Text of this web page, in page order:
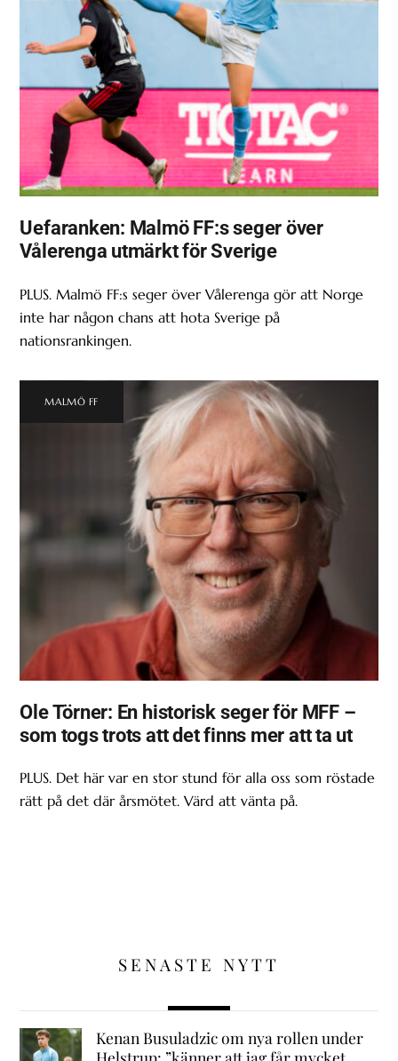
Uefaranken: Malmö FF:s seger över
Vålerenga utmärkt för Sverige
PLUS. Malmö FF:s seger över Vålerenga gör att Norge
inte har någon chans att hota Sverige på
nationsrankingen.
MALMÖ FF
Ole Törner: En historisk seger för MFF –
som togs trots att det finns mer att ta ut
PLUS. Det här var en stor stund för alla oss som röstade
rätt på det där årsmötet. Värd att vänta på.
SENASTE NYTT
Kenan Busuladzic om nya rollen under
Helstrup: ”känner att jag får mycket